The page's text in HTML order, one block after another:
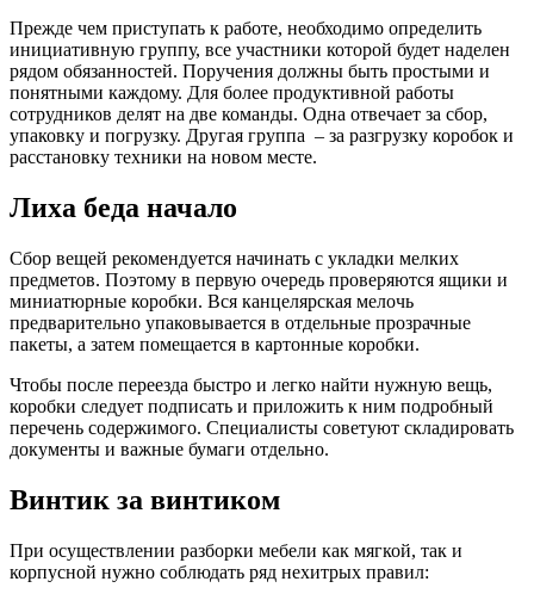
Прежде чем приступать к работе, необходимо определить
инициативную группу, все участники которой будет наделен
рядом обязанностей. Поручения должны быть простыми и
понятными каждому. Для более продуктивной работы
сотрудников делят на две команды. Одна отвечает за сбор,
упаковку и погрузку. Другая группа – за разгрузку коробок и
расстановку техники на новом месте.
Лиха беда начало
Сбор вещей рекомендуется начинать с укладки мелких
предметов. Поэтому в первую очередь проверяются ящики и
миниатюрные коробки. Вся канцелярская мелочь
предварительно упаковывается в отдельные прозрачные
пакеты, а затем помещается в картонные коробки.
Чтобы после переезда быстро и легко найти нужную вещь,
коробки следует подписать и приложить к ним подробный
перечень содержимого. Специалисты советуют складировать
документы и важные бумаги отдельно.
Винтик за винтиком
При осуществлении разборки мебели как мягкой, так и
корпусной нужно соблюдать ряд нехитрых правил: